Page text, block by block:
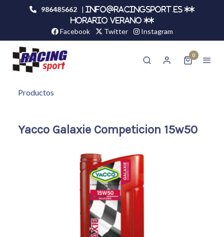
986485662 |
info@racingsport.es **
HORARIO VERANO **
Facebook Twitter Instagram
0
Productos
Yacco Galaxie Competicion 15w50